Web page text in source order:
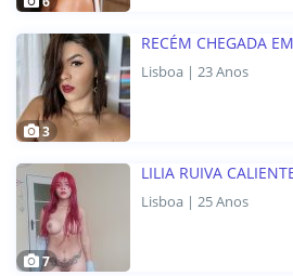
3
RECÉM CHEGADA
Lisboa | 23 Anos
7
LILIA RUIVA
Lisboa | 25 Anos